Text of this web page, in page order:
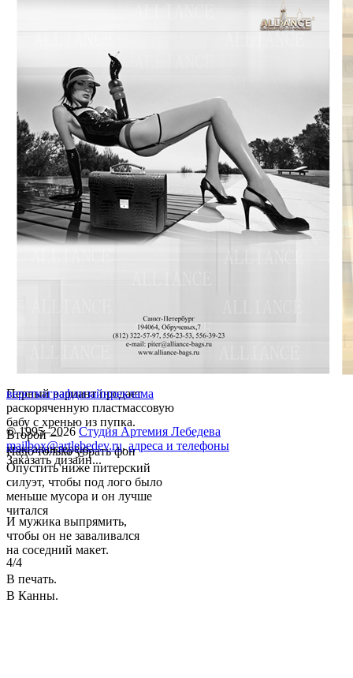
Первый вариант продает
раскоряченную пластмассовую
бабу с хренью из пупка.
Второй —
кожгалантерею.
Надо только убрать фон
Опустить ниже питерский
силуэт, чтобы под лого было
меньше мусора и он лучше
читался
И мужика выпрямить,
чтобы он не заваливался
на соседний макет.
4/4
В печать.
В Канны.
версткаграфдизайнреклама
© 1995–2026 Студия Артемия Лебедева
mailbox@artlebedev.ru, адреса и телефоны
Заказать дизайн...